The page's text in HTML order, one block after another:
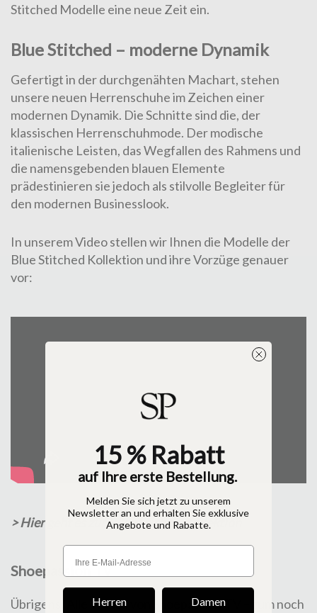
Stitched Modelle eine neue Zeit ein.
Blue Stitched – moderne Dynamik
Gefertigt in der durchgenähten Machart, stehen
unsere neuen Herrenschuhe im Zeichen einer
modernen Dynamik. Die Schnitte sind die, der
klassischen Herrenschuhmode. Der modische
italienische Leisten, das Wegfallen des Rahmens und
die namensgebenden blauen Elemente
prädestinieren sie jedoch als stilvolle Begleiter für
den modernen Businesslook.
In unserem Video stellen wir Ihnen die Modelle der
Blue Stitched Kollektion und ihre Vorzüge genauer
vor:
> Hier geht es zur Blue-Stiched-Kollektion
Shoepassion TV
Übrigens: Alle Videos von Shoepassion TV – zum noch
15 % Rabatt
auf Ihre erste Bestellung.
Melden Sie sich jetzt zu unserem
Newsletter an und erhalten Sie exklusive
Angebote und Rabatte.
Herren Damen